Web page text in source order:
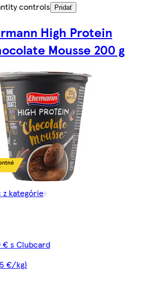
controls
Pridať
High Protein
Mousse 200 g
z kategórie
€ s Clubcard
€/kg)